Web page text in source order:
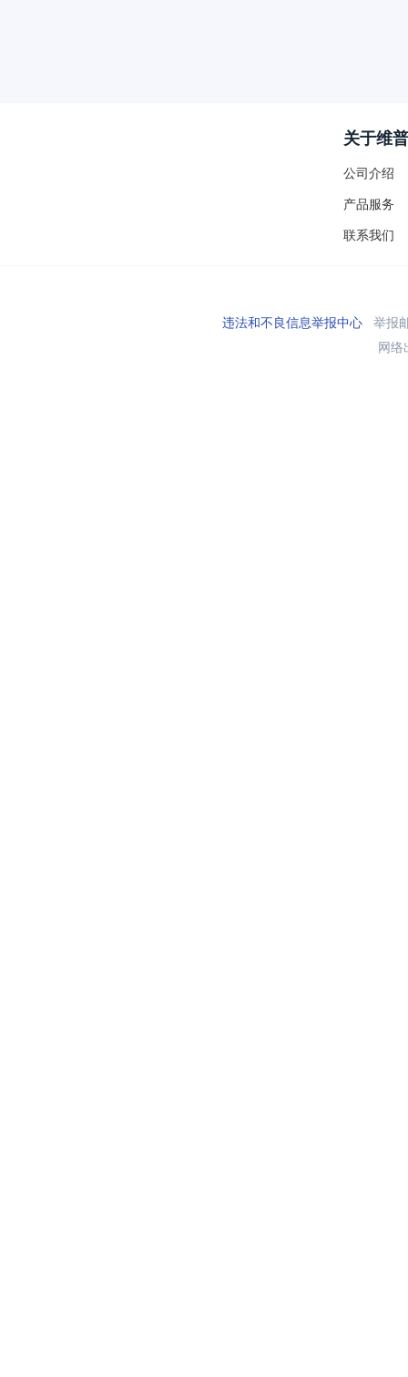
关于维普
公司介绍
产品服务
联系我们
违法和不良信息举报中心举报
网